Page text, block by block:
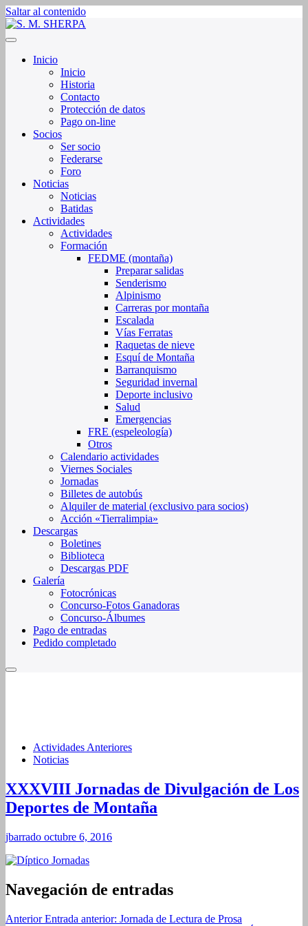
Saltar al contenido
S. M. SHERPA
Sociedad de Montaña Sherpa de La Rioja
Inicio
Inicio
Historia
Contacto
Protección de datos
Pago on-line
Socios
Ser socio
Federarse
Foro
Noticias
Noticias
Batidas
Actividades
Actividades
Formación
FEDME (montaña)
Preparar salidas
Senderismo
Alpinismo
Carreras por montaña
Escalada
Vías Ferratas
Raquetas de nieve
Esquí de Montaña
Barranquismo
Seguridad invernal
Deporte inclusivo
Salud
Emergencias
FRE (espeleología)
Otros
Calendario actividades
Viernes Sociales
Jornadas
Billetes de autobús
Alquiler de material (exclusivo para socios)
Acción «Tierralimpia»
Descargas
Boletines
Biblioteca
Descargas PDF
Galería
Fotocrónicas
Concurso-Fotos Ganadoras
Concurso-Álbumes
Pago de entradas
Pedido completado
Actividades Anteriores
Noticias
XXXVIII Jornadas de Divulgación de Los
Deportes de Montaña
jbarrado octubre 6, 2016
Navegación de entradas
Anterior Entrada anterior: Jornada de Lectura de Prosa